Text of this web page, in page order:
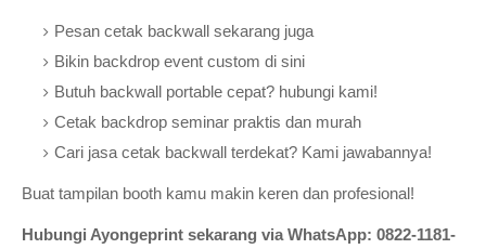
Pesan cetak backwall sekarang juga
Bikin backdrop event custom di sini
Butuh backwall portable cepat? hubungi kami!
Cetak backdrop seminar praktis dan murah
Cari jasa cetak backwall terdekat? Kami jawabannya!
Buat tampilan booth kamu makin keren dan profesional!
Hubungi Ayongeprint sekarang via WhatsApp: 0822-1181-